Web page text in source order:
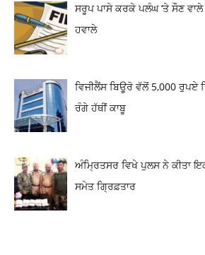
ਸਰੂਪ ਪਾਸੇ ਕਰਕੇ ਪਲੰਘ ‘ਤੇ ਸੌਣ
ਹਵਾਲੇ
ਵਿਜੀਲੈਂਸ ਬਿਊਰੋ ਵੱਲੋਂ 5,000 ਰੁਪਏ
ਰੰਗੇ ਹੱਥੀਂ ਕਾਬੂ
ਅੰਮ੍ਰਿਤਸਰ ਵਿਖੇ ਪੁਲਸ ਨੇ ਕੀਤਾ
ਸਮੇਤ ਗ੍ਰਿਫ਼ਤਾਰ